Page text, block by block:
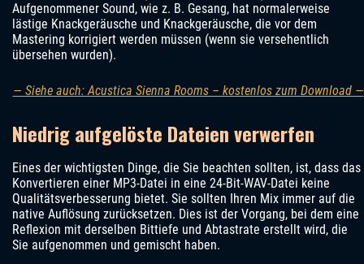
Aufgenommener Sound, wie z. B. Gesang, hat normalerweise
lästige Knackgeräusche und Knackgeräusche, die vor dem
Mastering korrigiert werden müssen (wenn sie versehentlich
übersehen wurden).
— Siehe auch: Acustica Sienna Rooms – kostenlos zum Download —
Niedrig aufgelöste Dateien verwerfen
Eines der wichtigsten Dinge, die Sie beachten sollten, ist, dass das
Konvertieren einer MP3-Datei in eine 24-Bit-WAV-Datei keine
Qualitätsverbesserung bietet. Sie sollten Ihren Mix immer auf die
native Auflösung zurücksetzen. Dies ist der Vorgang, bei dem eine
Reflexion mit derselben Bittiefe und Abtastrate erstellt wird, die
Sie aufgenommen und gemischt haben.